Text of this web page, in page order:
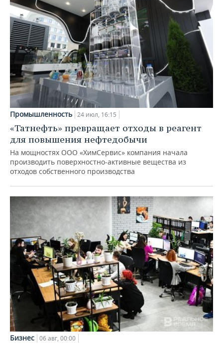
Промышленность 24 июл, 16:15
«Татнефть» превращает отходы в реагент
для повышения нефтедобычи
На мощностях ООО «ХимСервис» компания начала
производить поверхностно-активные вещества из
отходов собственного производства
Бизнес 06 авг, 00:00